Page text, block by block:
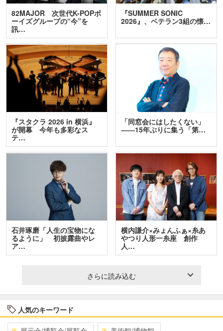
82MAJOR 次世代K-POPボ
ーイズグループの“今”を
訊…
『SUMMER SONIC
2026』、ベテラン3組の懐…
『スタクラ 2026 in 横浜』
が開幕 今年も多彩なス
テ…
「同窓会にはしたくない」
――15年ぶりに集う「第…
石井琢磨「人生の宝物にな
るように」 初披露曲やレ
ア…
横内謙介×みょんふぁ×糸あ
やつり人形一糸座 創作
人…
さらに読み込む
人気のキーワード